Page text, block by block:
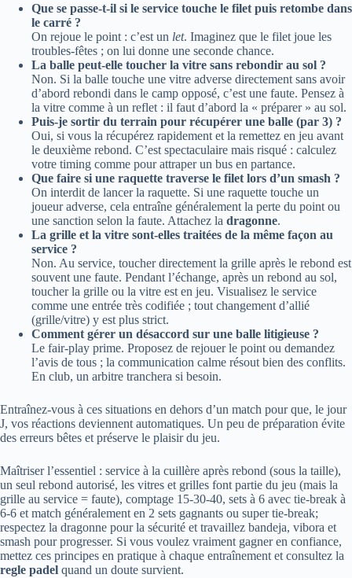
Que se passe-t-il si le service touche le filet puis retombe dans
le carré ?
On rejoue le point : c’est un let. Imaginez que le filet joue les
troubles-fêtes ; on lui donne une seconde chance.
La balle peut-elle toucher la vitre sans rebondir au sol ?
Non. Si la balle touche une vitre adverse directement sans avoir
d’abord rebondi dans le camp opposé, c’est une faute. Pensez à
la vitre comme à un reflet : il faut d’abord la « préparer » au sol.
Puis-je sortir du terrain pour récupérer une balle (par 3) ?
Oui, si vous la récupérez rapidement et la remettez en jeu avant
le deuxième rebond. C’est spectaculaire mais risqué : calculez
votre timing comme pour attraper un bus en partance.
Que faire si une raquette traverse le filet lors d’un smash ?
On interdit de lancer la raquette. Si une raquette touche un
joueur adverse, cela entraîne généralement la perte du point ou
une sanction selon la faute. Attachez la dragonne.
La grille et la vitre sont-elles traitées de la même façon au
service ?
Non. Au service, toucher directement la grille après le rebond est
souvent une faute. Pendant l’échange, après un rebond au sol,
toucher la grille ou la vitre est en jeu. Visualisez le service
comme une entrée très codifiée ; tout changement d’allié
(grille/vitre) y est plus strict.
Comment gérer un désaccord sur une balle litigieuse ?
Le fair-play prime. Proposez de rejouer le point ou demandez
l’avis de tous ; la communication calme résout bien des conflits.
En club, un arbitre tranchera si besoin.
Entraînez-vous à ces situations en dehors d’un match pour que, le jour
J, vos réactions deviennent automatiques. Un peu de préparation évite
des erreurs bêtes et préserve le plaisir du jeu.
Maîtriser l’essentiel : service à la cuillère après rebond (sous la taille),
un seul rebond autorisé, les vitres et grilles font partie du jeu (mais la
grille au service = faute), comptage 15‑30‑40, sets à 6 avec tie‑break à
6‑6 et match généralement en 2 sets gagnants ou super tie‑break;
respectez la dragonne pour la sécurité et travaillez bandeja, vibora et
smash pour progresser. Si vous voulez vraiment gagner en confiance,
mettez ces principes en pratique à chaque entraînement et consultez la
regle padel quand un doute survient.